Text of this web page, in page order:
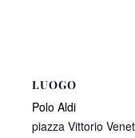
LUOGO
Polo Aldi
piazza Vittorio